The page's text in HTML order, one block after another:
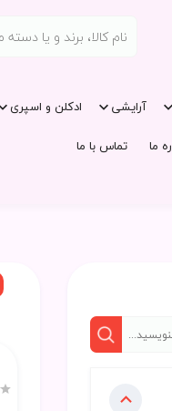
آرایشی ادکلن و اسپری
ما تماس با ما